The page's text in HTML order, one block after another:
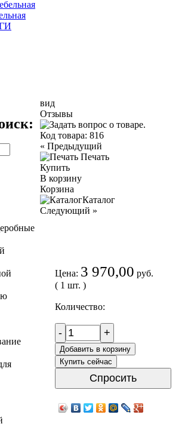
вид
Отзывы
Код товара: 816
« Предыдущий
Печать
Купить
В корзину
Корзина
Каталог
Следующий »
Цена: 3 970,00 руб.
( 1 шт. )
Количество:
- +
Добавить в корзину
Купить сейчас
Спросить